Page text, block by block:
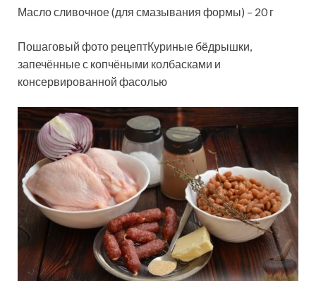
Масло сливочное (для смазывания формы) – 20 г
Пошаговый фото рецептКуриные бёдрышки,
запечённые с копчёными колбасками и
консервированной фасолью